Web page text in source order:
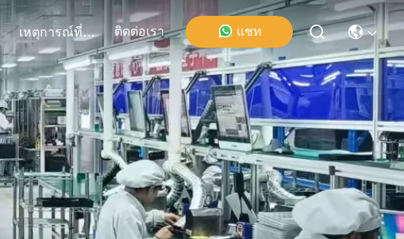
เหตุการณ์ที่เกิดขึ้น ติดต่อเรา แชท